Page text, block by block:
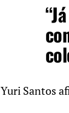
Yuri Santos